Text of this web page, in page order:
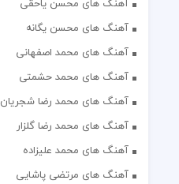
آهنگ های محسن یگانه
آهنگ های محمد اصفهانی
آهنگ های محمد حشمتی
آهنگ های محمد رضا شجریان
آهنگ های محمد رضا گلزار
آهنگ های محمد علیزاده
آهنگ های مرتضی پاشایی